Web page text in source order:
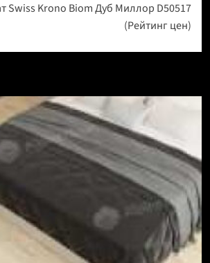
Swiss Krono Biom Дуб Миллор D50517
(Рейтинг цен)